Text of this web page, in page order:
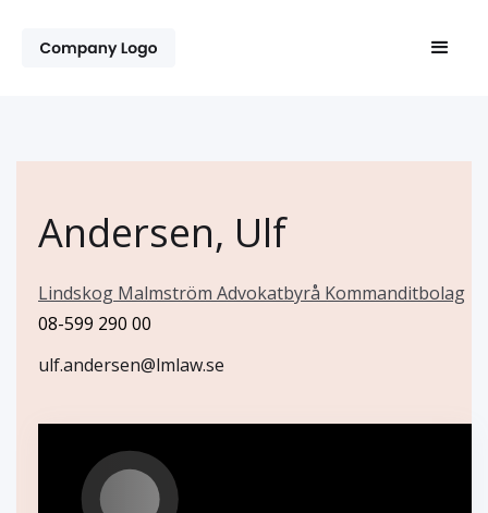
Andersen, Ulf
Lindskog Malmström Advokatbyrå Kommanditbolag
08-599 290 00
ulf.andersen@lmlaw.se